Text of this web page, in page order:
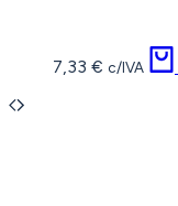
7,33 € c/IVA